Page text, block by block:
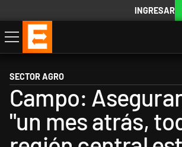
INGRESAR
Economía
Política
Internacional
Actualidad
Descargá la App
SECTOR AGRO
Campo:
"un mes atrás,